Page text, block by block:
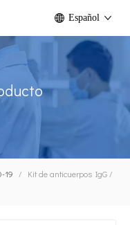
Español
19 /
Kit de anticuerpos IgG /